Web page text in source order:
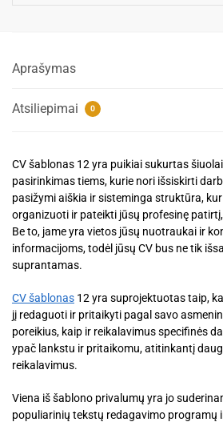
Aprašymas
Atsiliepimai 0
CV šablonas 12 yra puikiai sukurtas
pasirinkimas tiems, kurie nori išsiskirti
pasižymi aiškia ir sisteminga struktūra,
organizuoti ir pateikti jūsų profesinę
Be to, jame yra vietos jūsų nuotraukai ir
informacijoms, todėl jūsų CV bus ne tik
suprantamas.
CV šablonas 12 yra suprojektuotas taip,
jį redaguoti ir pritaikyti pagal savo
poreikius, kaip ir reikalavimus specifinės
ypač lankstu ir pritaikomu, atitinkantį
reikalavimus.
Viena iš šablono privalumų yra jo
populiarinių tekstų redagavimo programų